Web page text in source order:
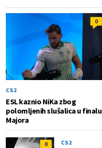
0
CS2
ESL kaznio NiKa zbog
polomljenih slušalica u finalu
Majora
0 CS2